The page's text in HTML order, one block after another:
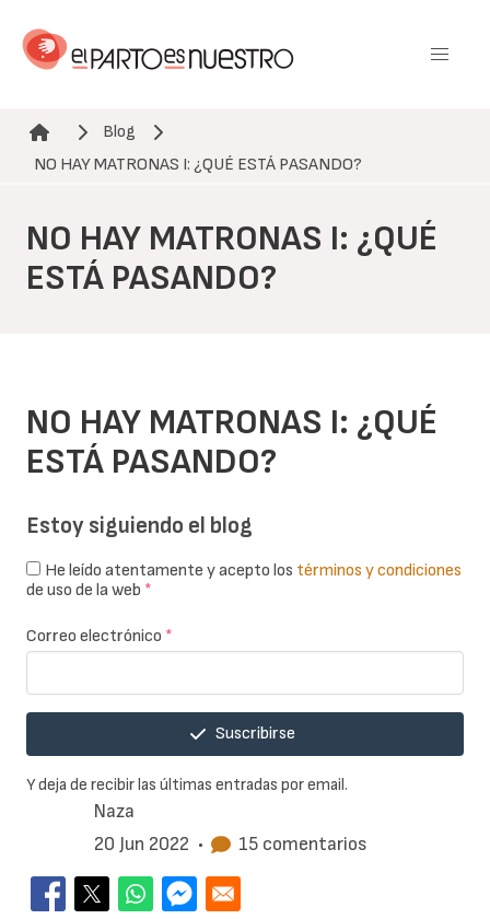
contenido
Ruta de navegación
Blog
NO HAY MATRONAS I: ¿QUÉ ESTÁ PASANDO?
NO HAY MATRONAS I: ¿QUÉ
ESTÁ PASANDO?
Naza
20 Jun 2022 • 15 comentarios
NO HAY MATRONAS I: ¿QUÉ
ESTÁ PASANDO?
Estoy siguiendo el blog
He leído atentamente y acepto los términos y condiciones
de uso de la web *
Correo electrónico *
Suscribirse
Y deja de recibir las últimas entradas por email.